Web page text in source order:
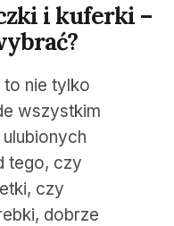
i kuferki –
nie tylko
wszystkim
tego, czy
czy
dobrze